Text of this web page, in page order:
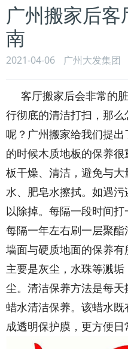
广州搬家后
南
2021-04-06 广州大发集团
客厅搬家后会非常的
行彻底的清洁打扫，那
呢？广州搬家给我们提
的时候木质地板的保养
板干燥、清洁，避免与
水、肥皂水擦拭。如遇
以除掉。每隔一段时间打
每隔一年左右刷一层聚酯
墙面与硬质地面的保养有
主要是灰尘，水珠等溅
尘。清洁保养方法是每
蜡水清洁保养。该蜡水
成透明保护膜，更方便日